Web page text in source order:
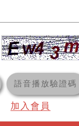
語音播放驗證碼
加入會員